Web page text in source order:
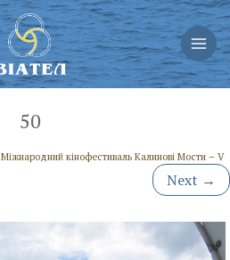
50
Міжнародний кінофестиваль Калинові Мости – V
Next →